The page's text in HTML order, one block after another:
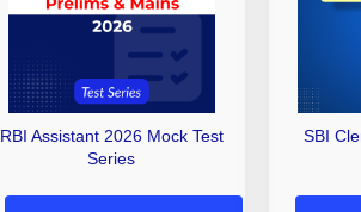
RBI Assistant 2026 Mock Test
Series
SBI